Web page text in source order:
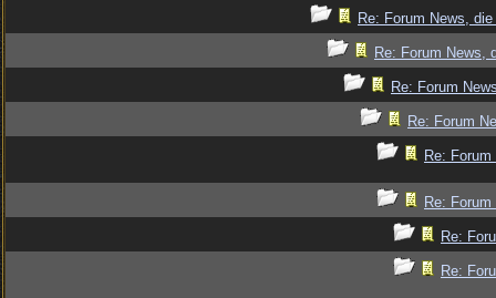
Re: Forum News,
Re: Forum News,
Re: Forum
Re: Forum
Re:
Re:
Re:
Re: